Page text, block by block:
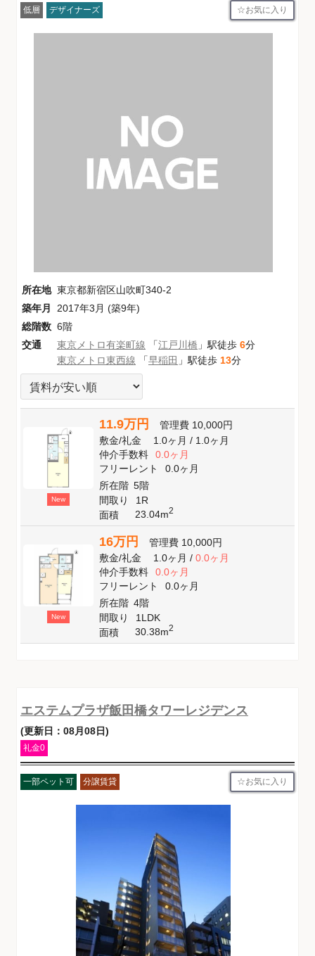
低層 デザイナーズ お気に入り
所在地 東京都新宿区山吹町340-2
築年月
2017年3月 (築9年)
総階数 6階
交通
東京メトロ有楽町線 「江戸川橋 」駅徒歩 6分
東京メトロ東西線 「早稲田 」駅徒歩 13分
New
11.9万円 管理費 10,000円
敷金/礼金 1.0ヶ月/ 1.0ヶ月
仲介手数料
0.0ヶ月
フリーレント
0.0ヶ月
所在階 5階
間取り
1R
面積
23.04m2
New
16万円 管理費 10,000円
敷金/礼金 1.0ヶ月/ 0.0ヶ月
仲介手数料
0.0ヶ月
フリーレント
0.0ヶ月
所在階 4階
間取り
1LDK
面積
30.38m2
エステムプラザ飯田橋タワーレジデンス
(更新日：08月08日)
礼金0
一部ペット可 分譲賃貸 お気に入り